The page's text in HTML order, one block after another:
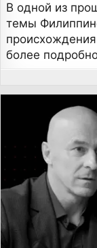
В одной из
темы
более